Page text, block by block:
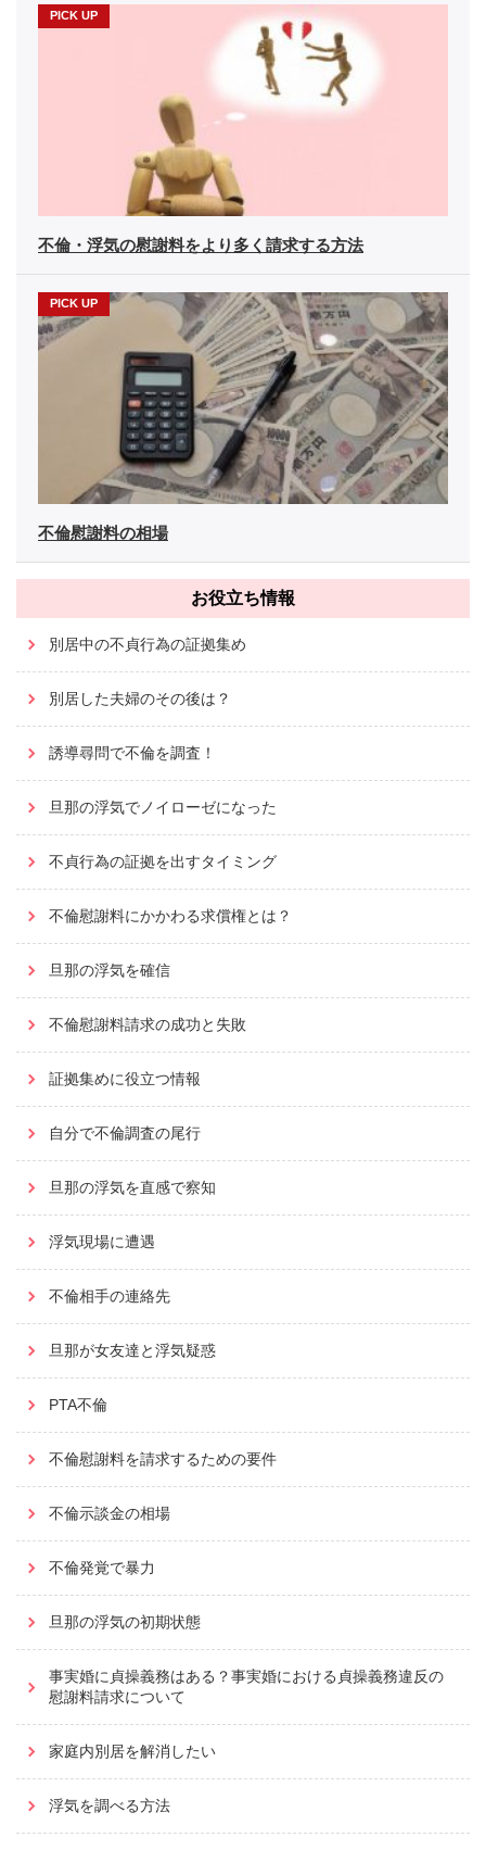
不倫・浮気の慰謝料をより多く請求する方法
不倫慰謝料の相場
お役立ち情報
別居中の不貞行為の証拠集め
別居した夫婦のその後は？
誘導尋問で不倫を調査！
旦那の浮気でノイローゼになった
不貞行為の証拠を出すタイミング
不倫慰謝料にかかわる求償権とは？
旦那の浮気を確信
不倫慰謝料請求の成功と失敗
証拠集めに役立つ情報
自分で不倫調査の尾行
旦那の浮気を直感で察知
浮気現場に遭遇
不倫相手の連絡先
旦那が女友達と浮気疑惑
PTA不倫
不倫慰謝料を請求するための要件
不倫示談金の相場
不倫発覚で暴力
旦那の浮気の初期状態
事実婚に貞操義務はある？事実婚における貞操義務違反の
慰謝料請求について
家庭内別居を解消したい
浮気を調べる方法